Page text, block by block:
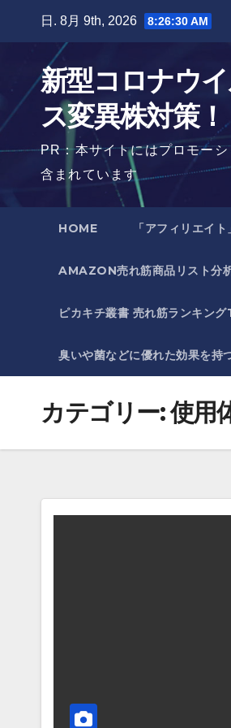
日. 8月 9th, 2026 8:26:31 AM
新型コロナウ
ス変異株対策！
PR：本サイトにはプロモー
含まれています
HOME 「アフィリエイ
AMAZON売れ筋商品リスト分
ピカキチ叢書 売れ筋ランキン
臭いや菌などに優れた効果を持
カテゴリー:使用